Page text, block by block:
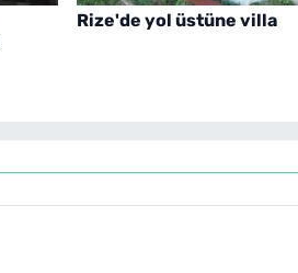
Rize'de yol üstüne villa